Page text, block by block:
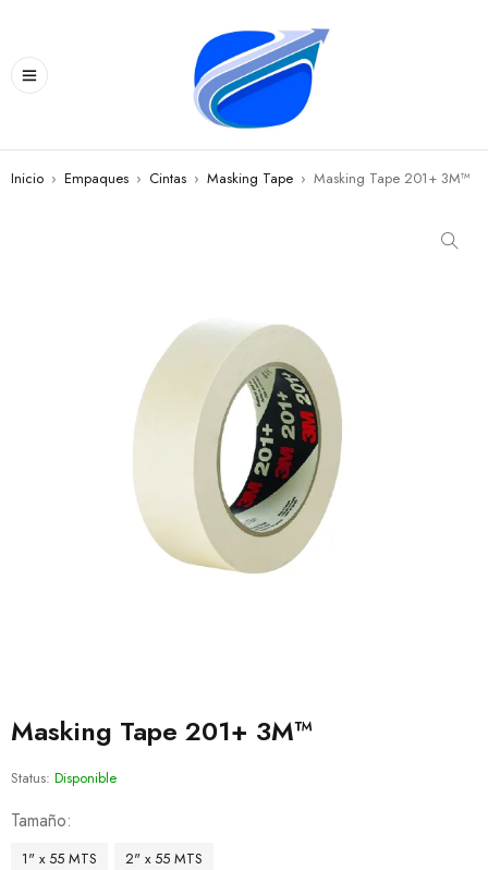
Inicio › Empaques › Cintas › Masking Tape › Masking Tape 201+ 3M™
Masking Tape 201+ 3M™
Status: Disponible
Tamaño
1" x 55 MTS 2" x 55 MTS